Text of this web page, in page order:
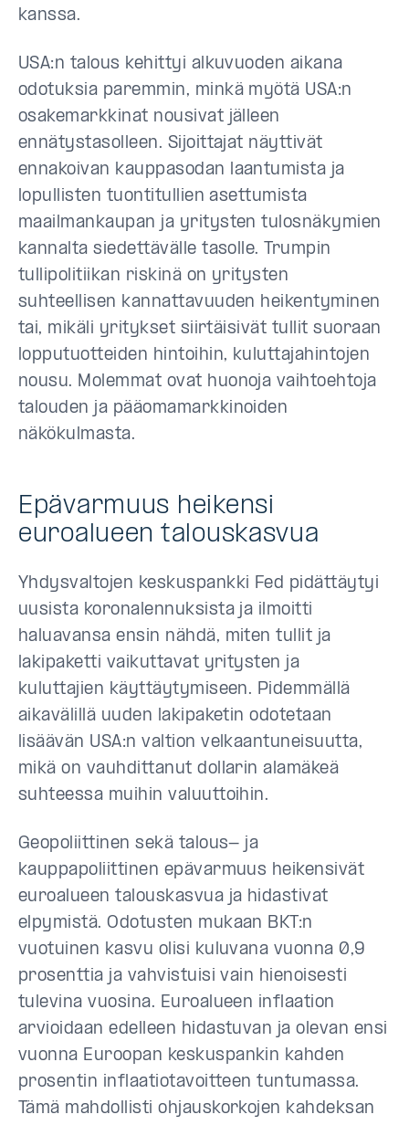
kanssa.
USA:n talous kehittyi alkuvuoden aikana
odotuksia paremmin, minkä myötä USA:n
osakemarkkinat nousivat jälleen
ennätystasolleen. Sijoittajat näyttivät
ennakoivan kauppasodan laantumista ja
lopullisten tuontitullien asettumista
maailmankaupan ja yritysten tulosnäkymien
kannalta siedettävälle tasolle. Trumpin
tullipolitiikan riskinä on yritysten
suhteellisen kannattavuuden heikentyminen
tai, mikäli yritykset siirtäisivät tullit suoraan
lopputuotteiden hintoihin, kuluttajahintojen
nousu. Molemmat ovat huonoja vaihtoehtoja
talouden ja pääomamarkkinoiden
näkökulmasta.
Epävarmuus heikensi
euroalueen talouskasvua
Yhdysvaltojen keskuspankki Fed pidättäytyi
uusista koronalennuksista ja ilmoitti
haluavansa ensin nähdä, miten tullit ja
lakipaketti vaikuttavat yritysten ja
kuluttajien käyttäytymiseen. Pidemmällä
aikavälillä uuden lakipaketin odotetaan
lisäävän USA:n valtion velkaantuneisuutta,
mikä on vauhdittanut dollarin alamäkeä
suhteessa muihin valuuttoihin.
Geopoliittinen sekä talous- ja
kauppapoliittinen epävarmuus heikensivät
euroalueen talouskasvua ja hidastivat
elpymistä. Odotusten mukaan BKT:n
vuotuinen kasvu olisi kuluvana vuonna 0,9
prosenttia ja vahvistuisi vain hienoisesti
tulevina vuosina. Euroalueen inflaation
arvioidaan edelleen hidastuvan ja olevan ensi
vuonna Euroopan keskuspankin kahden
prosentin inflaatiotavoitteen tuntumassa.
Tämä mahdollisti ohjauskorkojen kahdeksan